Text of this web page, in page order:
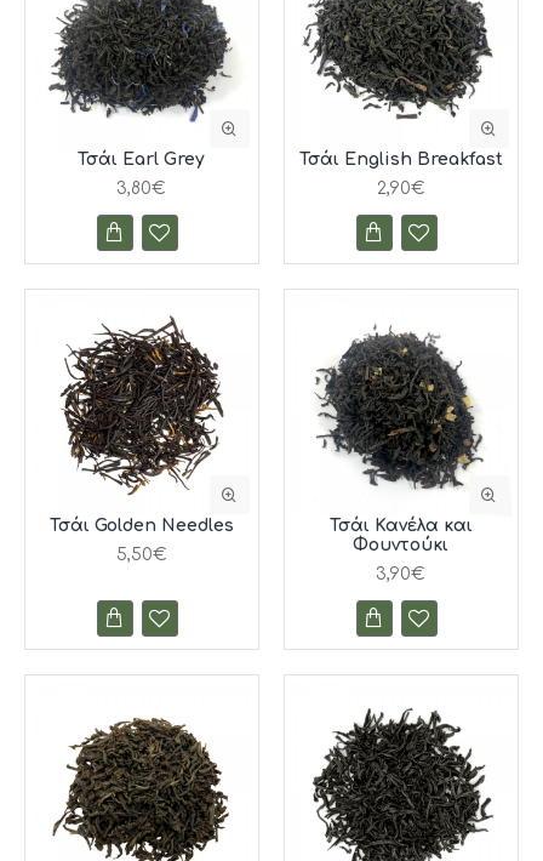
Τσάι Earl Grey
3,80€
Τσάι English Breakfast
2,90€
Τσάι Golden Needles
5,50€
Τσάι Κανέλα και
Φουντούκι
3,90€